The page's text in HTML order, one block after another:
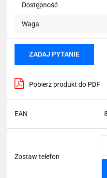
Dostępność
Waga
ZADAJ PYTANIE
Pobierz produkt do PDF
EAN
Zostaw telefon